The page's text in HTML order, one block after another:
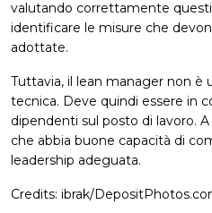
valutando correttamente
identificare le misure che
adottate.
Tuttavia, il lean manager non è
tecnica. Deve quindi essere in
dipendenti sul posto di lavoro.
che abbia buone capacità di
leadership adeguata.
Credits: ibrak/